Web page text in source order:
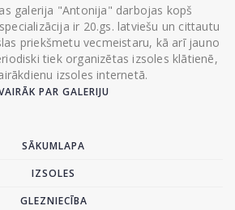
galerija "Antonija" darbojas kopš
ir 20.gs. latviešu un cittautu
priekšmetu vecmeistaru, kā arī jauno
tiek organizētas izsoles klātienē,
izsoles internetā.
PAR GALERIJU
SĀKUMLAPA
IZSOLES
GLEZNIECĪBA